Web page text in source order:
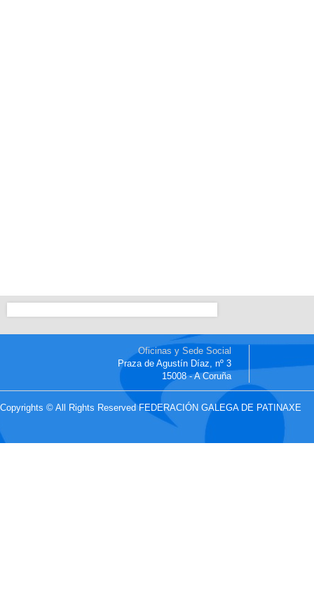
Oficinas y Sede Social
Praza de Agustín Díaz, nº 3
15008 - A Coruña
Copyrights © All Rights Reserved FEDERACIÓN GALEGA DE PATINAXE